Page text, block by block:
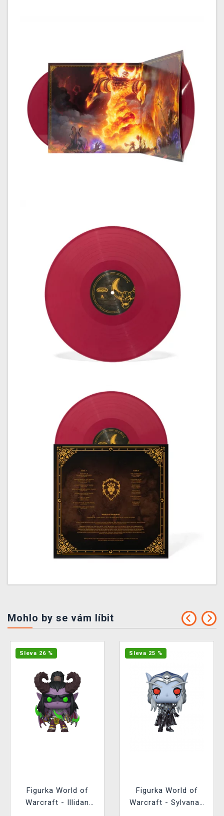
Mohlo by se vám líbit
Sleva 26 %
Figurka World of
Warcraft - Illidan
Sleva 25 %
Figurka World of
Warcraft - Sylvanas